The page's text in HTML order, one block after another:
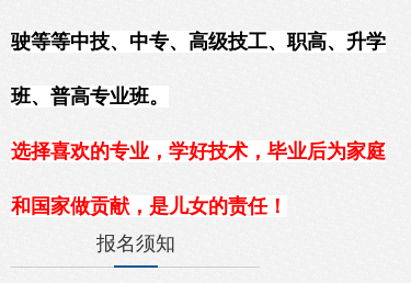
(2)2023年经上级批准《石家庄新铁轨道
为《石家庄新铁职业高级中学》（简称
职高） 。
校（即技工与职高学校），是省、市教
育局、人力资源和社会保障厅、局、国
家职业技能鉴定所直属学校，河北省重
报名须知
驶等等中技、 中专、 高级技工、 职高、 升学
班、普高专业班。
选择喜欢的专业，学好技术，毕业后为家庭
和国家做贡献，是儿女的责任！